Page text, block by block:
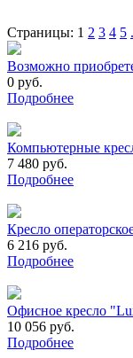
Страницы: 1 2 3 4 5
Возможно
0 руб.
Подробнее
Компьютерные
7 480 руб.
Подробнее
Кресло
6 216 руб.
Подробнее
Офисное кресло
10 056 руб.
Подробнее